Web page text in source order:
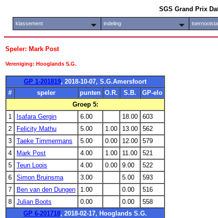
SGS Grand Prix
klassement indeling
Speler: Mark Post
Vereniging: Hooglands S.G.
GP 1-201819, 2018-10-07, S.G.Amersfoort
#
speler punten O.R. S.B.
GP-elo
Groep 5:
1
Isafara Gergin 6.00 18.00
603
2
Felicity Mathu 5.00 1.00 13.00
562
3
Taeke Timmermans 5.00 0.00 12.00
579
4
Mark Post 4.00 1.00 11.00
521
5
Teun Loois 4.00 0.00 9.00
522
6
Simon Bruinsma 3.00 5.00
593
7
Ben van den Dungen 1.00 0.00
516
8
Julian Boots 0.00 0.00
558
GP 6-201718, 2018-02-17, Hooglands S.G.